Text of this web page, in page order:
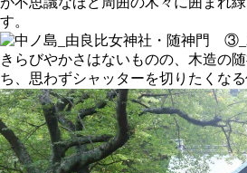
す。
きらびやかさはないものの、木造の
ち、思わずシャッターを切りたくなる